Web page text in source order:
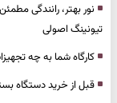
نور بهتر، رانندگی
تیونینگ اصولی
کارگاه شما به چه
قبل از خرید دستگاه